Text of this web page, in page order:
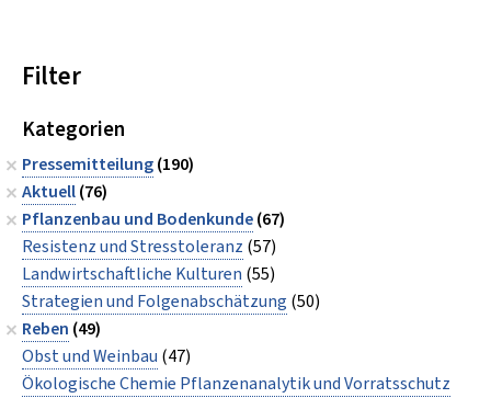
Filter
Kategorien
Pressemitteilung(190)
Aktuell(76)
Pflanzenbau und Bodenkunde(67)
Resistenz und Stresstoleranz (57)
Landwirtschaftliche Kulturen (55)
Strategien und Folgenabschätzung (50)
Reben (49)
Obst und Weinbau (47)
Ökologische Chemie Pflanzenanalytik und Vorratsschutz